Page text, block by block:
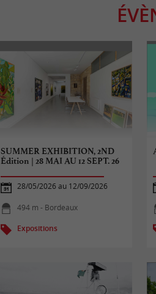
SUMMER EXHIBITION, 2ND
Édition | 28 MAI AU 12 SEPT. 26
28/05/2026 au 12/09/2026
494 m - Bordeaux
Expositions